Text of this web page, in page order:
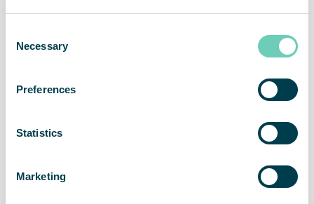
Selection
Necessary
Preferences
Statistics
Marketing
sikkerhetsglass
Ren, stille og luktfri
Lifetime Performance